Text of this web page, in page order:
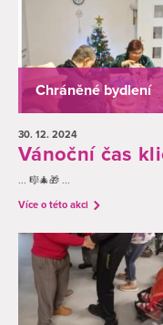
Chráněné bydlení
30. 12. 2024
Vánoční čas
... 🎼🎄🎁 ...
Více o této akci